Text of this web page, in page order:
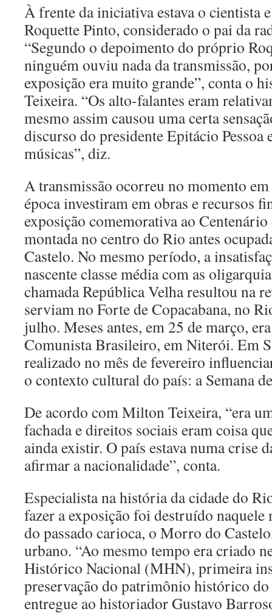
À frente da iniciativa estava o cientista
Roquette Pinto, considerado o pai da
“Segundo o depoimento do próprio
ninguém ouviu nada da transmissão,
exposição era muito grande”, conta o
Teixeira. “Os alto-falantes eram
mesmo assim causou uma certa
discurso do presidente Epitácio Pessoa
músicas”, diz.
A transmissão ocorreu no momento
época investiram em obras e recursos
exposição comemorativa ao
montada no centro do Rio antes
Castelo. No mesmo período, a
nascente classe média com as
chamada República Velha resultou na
serviam no Forte de Copacabana, no
julho. Meses antes, em 25 de março,
Comunista Brasileiro, em Niterói. Em
realizado no mês de fevereiro
o contexto cultural do país: a Semana
De acordo com Milton Teixeira, “era
fachada e direitos sociais eram coisa
ainda existir. O país estava numa crise
afirmar a nacionalidade”, conta.
Especialista na história da cidade do
fazer a exposição foi destruído naquele
do passado carioca, o Morro do
urbano. “Ao mesmo tempo era criado
Histórico Nacional (MHN), primeira
preservação do patrimônio histórico
entregue ao historiador Gustavo